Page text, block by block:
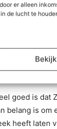
er alleen
de lucht te
is
is. De
dat is wat
goed is dat
belang is om
heeft laten